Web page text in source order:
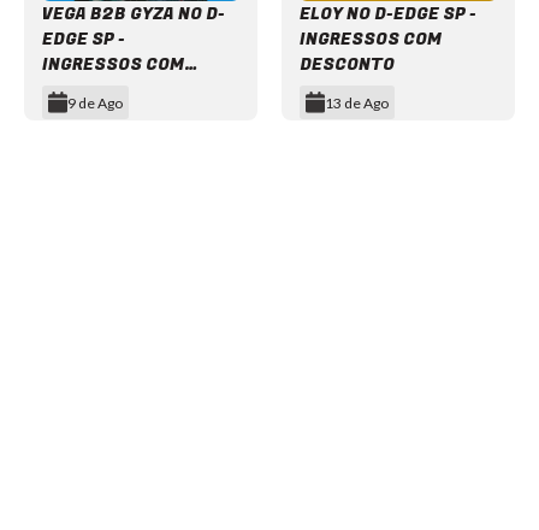
VEGA B2B GYZA NO D-
EDGE SP -
INGRESSOS COM
DESCONTO
9 de Ago
ELOY NO D-EDGE SP -
INGRESSOS COM
DESCONTO
13 de Ago